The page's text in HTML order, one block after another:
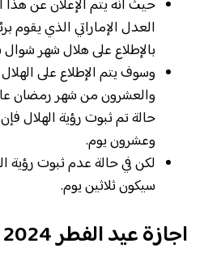
حيث أنه يتم الإعلان عن هذا
العدل الإماراتي الذي يقوم
بالإطلاع على هلال شهر شوال سنة 1445
وسوف يتم الإطلاع على
حالة تم ثبوت رؤية الهلال
وعشرون يوم.
لكن في حالة عدم ثبوت رؤية
سيكون ثلاثين يوم.
اجازة عيد الفطر 2024 في الإمارات